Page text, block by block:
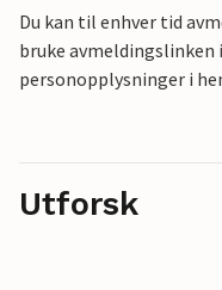
Du kan til enhver tid
bruke avmeldingslinken
personopplysninger i
Utforsk